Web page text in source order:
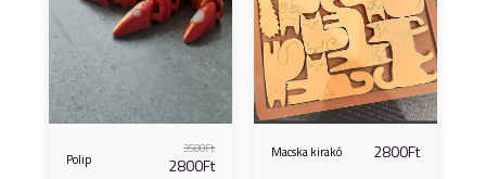
Polip
3500Ft
2800Ft
Macska kirakó 2800Ft